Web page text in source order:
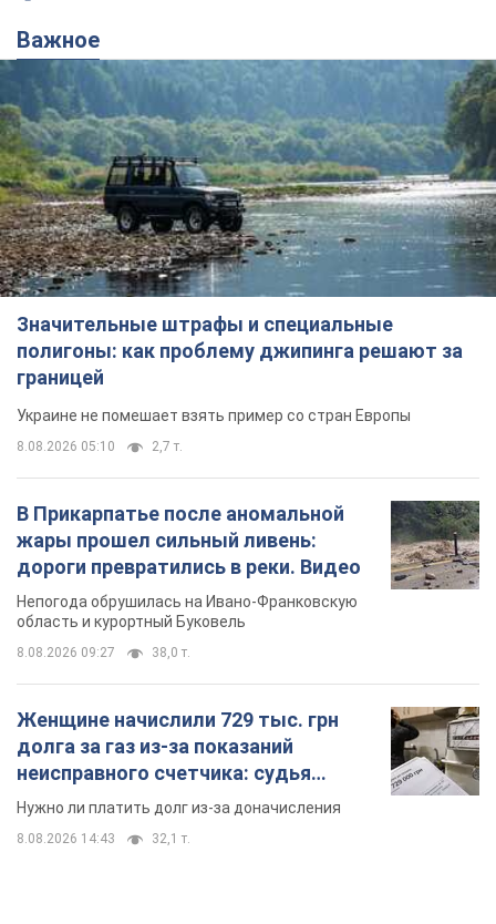
Важное
Значительные штрафы и специальные
полигоны: как проблему джипинга решают за
границей
Украине не помешает взять пример со стран Европы
8.08.2026 05:10 2,7 т.
В Прикарпатье после аномальной
жары прошел сильный ливень:
дороги превратились в реки. Видео
Непогода обрушилась на Ивано-Франковскую
область и курортный Буковель
8.08.2026 09:27 38,0 т.
Женщине начислили 729 тыс. грн
долга за газ из-за показаний
неисправного счетчика: судья
вынес неожиданное решение
Нужно ли платить долг из-за доначисления
8.08.2026 14:43 32,1 т.